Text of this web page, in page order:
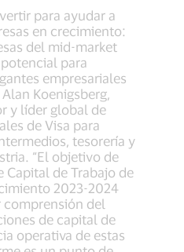
para ayudar a
en crecimiento:
del mid-market
para
empresariales
Koenigsberg,
y líder global de
de Visa para
tesorería y
“El objetivo de
Capital de Trabajo de
2023-2024
del
de capital de
operativa de estas